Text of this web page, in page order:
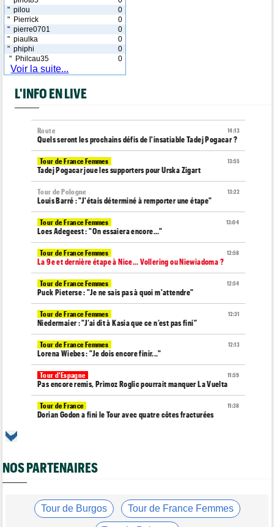
" pilou
0
" Pierrick
0
" pierre0701
0
" piaulka
0
" phiphi
0
" Philcau35
0
Voir la suite...
L'INFO EN LIVE
14:13
Route
Quels seront les prochains défis de l'insatiable Tadej Pogacar ?
13:55
Tour de France Femmes
Tadej Pogacar joue les supporters pour Urska Zigart
13:22
Tour de Pologne
Louis Barré : "J'étais déterminé à remporter une étape"
13:04
Tour de France Femmes
Loes Adegeest : "On essaiera encore..."
12:58
Tour de France Femmes
La 9e et dernière étape à Nice... Vollering ou Niewiadoma ?
12:54
Tour de France Femmes
Puck Pieterse : "Je ne sais pas à quoi m'attendre"
12:31
Tour de France Femmes
Niedermaier : "J’ai dit à Kasia que ce n’est pas fini"
12:13
Tour de France Femmes
Lorena Wiebes : "Je dois encore finir..."
11:59
Tour d'Espagne
Pas encore remis, Primoz Roglic pourrait manquer La Vuelta
11:38
Tour de France
Dorian Godon a fini le Tour avec quatre côtes fracturées
Tour de France Femmes
La FDJ-SUEZ assume sa stratégie : "C'est ça, le cyclisme"
L'abonnement à Cyclism'Actu sans pub ni pop up : 9,99€ pour 1
an
NOS PARTENAIRES
Tour de Burgos Tour de France Femmes